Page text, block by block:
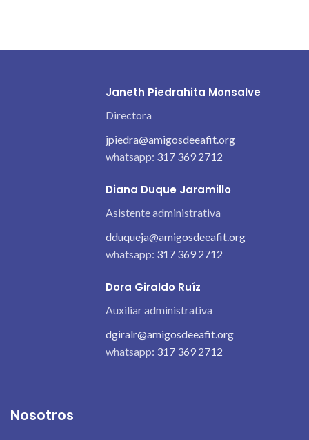
Janeth Piedrahita Monsalve
Directora
jpiedra@amigosdeeafit.org
whatsapp: 317 369 2712
Diana Duque Jaramillo
Asistente administrativa
dduqueja@amigosdeeafit.org
whatsapp: 317 369 2712
Dora Giraldo Ruíz
Auxiliar administrativa
dgiralr@amigosdeeafit.org
whatsapp: 317 369 2712
Nosotros